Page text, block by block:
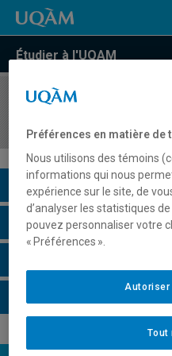
Étudier à l'UQAM
COURS//
Description du cours
Horaire - Été 2026
Préférences en matière de
Nous utilisons des témoins
informations qui nous
expérience sur le site, de
d’analyser les statistiques
pouvez personnaliser votre
« Préférences ».
Tout
Autoriser